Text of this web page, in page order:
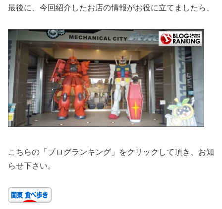
最後に、今回紹介したお店の情報がお役に立てましたら、
こちらの「ブログランキング」をクリックして頂き、お知
らせ下さい。